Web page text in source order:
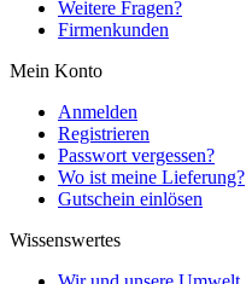
Weitere Fragen?
Firmenkunden
Mein Konto
Anmelden
Registrieren
Passwort vergessen?
Wo ist meine Lieferung?
Gutschein einlösen
Wissenswertes